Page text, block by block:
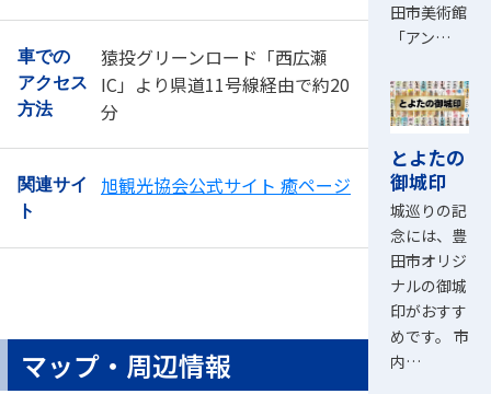
車での
アクセス
方法
猿投グリーンロード「西広瀬
IC」より県道11号線経由で約20
分
関連サイ
ト
旭観光協会公式サイト 癒ページ
マップ・周辺情報
田市美術館
「アン…
とよたの
御城印
城巡りの記
念には、豊
田市オリジ
ナルの御城
印がおすす
めです。 市
内…